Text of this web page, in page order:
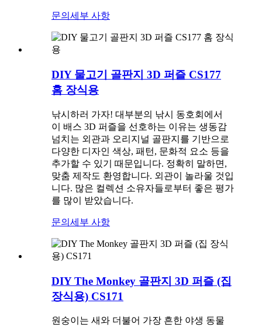
문의 세부 사항
DIY 물고기 골판지 3D 퍼즐 CS177
홈 장식용
낚시하러 가자! 대부분의 낚시 동호회에서
이 배스 3D 퍼즐을 선호하는 이유는 생동감
넘치는 외관과 오리지널 골판지를 기반으로
다양한 디자인 색상, 패턴, 문화적 요소 등을
추가할 수 있기 때문입니다. 정확히 말하면,
맞춤 제작도 환영합니다. 외관이 놀라울 것입
니다. 많은 컬렉션 소유자들로부터 좋은 평가
를 많이 받았습니다.
문의 세부 사항
DIY The Monkey 골판지 3D 퍼즐 (집
장식용) CS171
원숭이는 새와 더불어 가장 흔한 야생 동물